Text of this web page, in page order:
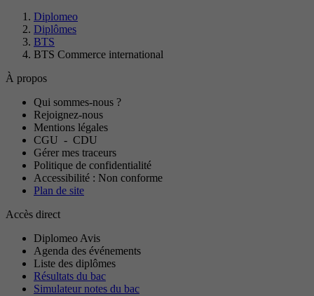
Diplomeo
Diplômes
BTS
BTS Commerce international
À propos
Qui sommes-nous ?
Rejoignez-nous
Mentions légales
CGU - CDU
Gérer mes traceurs
Politique de confidentialité
Accessibilité : Non conforme
Plan de site
Accès direct
Diplomeo Avis
Agenda des événements
Liste des diplômes
Résultats du bac
Simulateur notes du bac